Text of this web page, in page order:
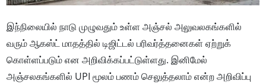
இந்நிலையில் நாடு முழுவதும் உள்ள அஞ்சல் அலுவலகங்களில்
வரும் ஆகஸ்ட் மாதத்தில் டிஜிட்டல் பரிவர்த்தனைகள் ஏற்றுக்
கொள்ளப்படும் என அறிவிக்கப்பட்டுள்ளது. இனிமேல்
அஞ்சலகங்களில் UPI மூலம் பணம் செலுத்தலாம் என்ற அறிவிப்பு